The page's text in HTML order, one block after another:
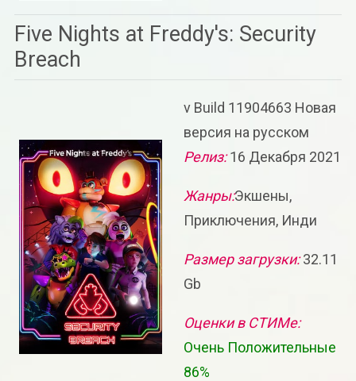
Five Nights at Freddy's: Security
Breach
v Build 11904663 Новая
версия на русском
Релиз:16 Декабря 2021
Жанры:Экшены,
Приключения, Инди
Размер загрузки:32.11
Gb
Оценки в СТИМе:
Очень Положительные
86%